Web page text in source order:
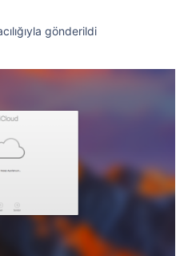
gönderildi